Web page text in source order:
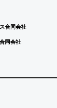
合同会社
同会社